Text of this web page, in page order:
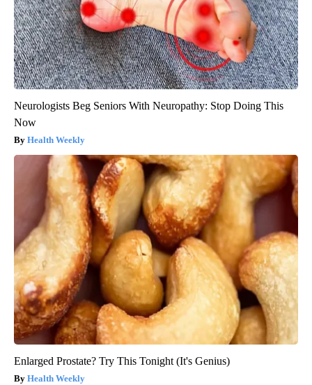
Neurologists Beg Seniors With Neuropathy: Stop Doing This
Now
Health Weekly
Enlarged Prostate? Try This Tonight (It's Genius)
Health Weekly